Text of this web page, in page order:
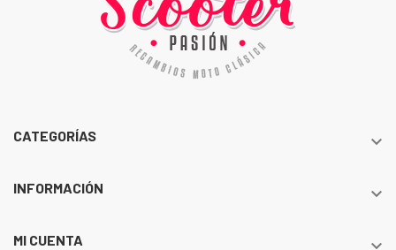
CATEGORÍAS 
INFORMACIÓN 
MI CUENTA